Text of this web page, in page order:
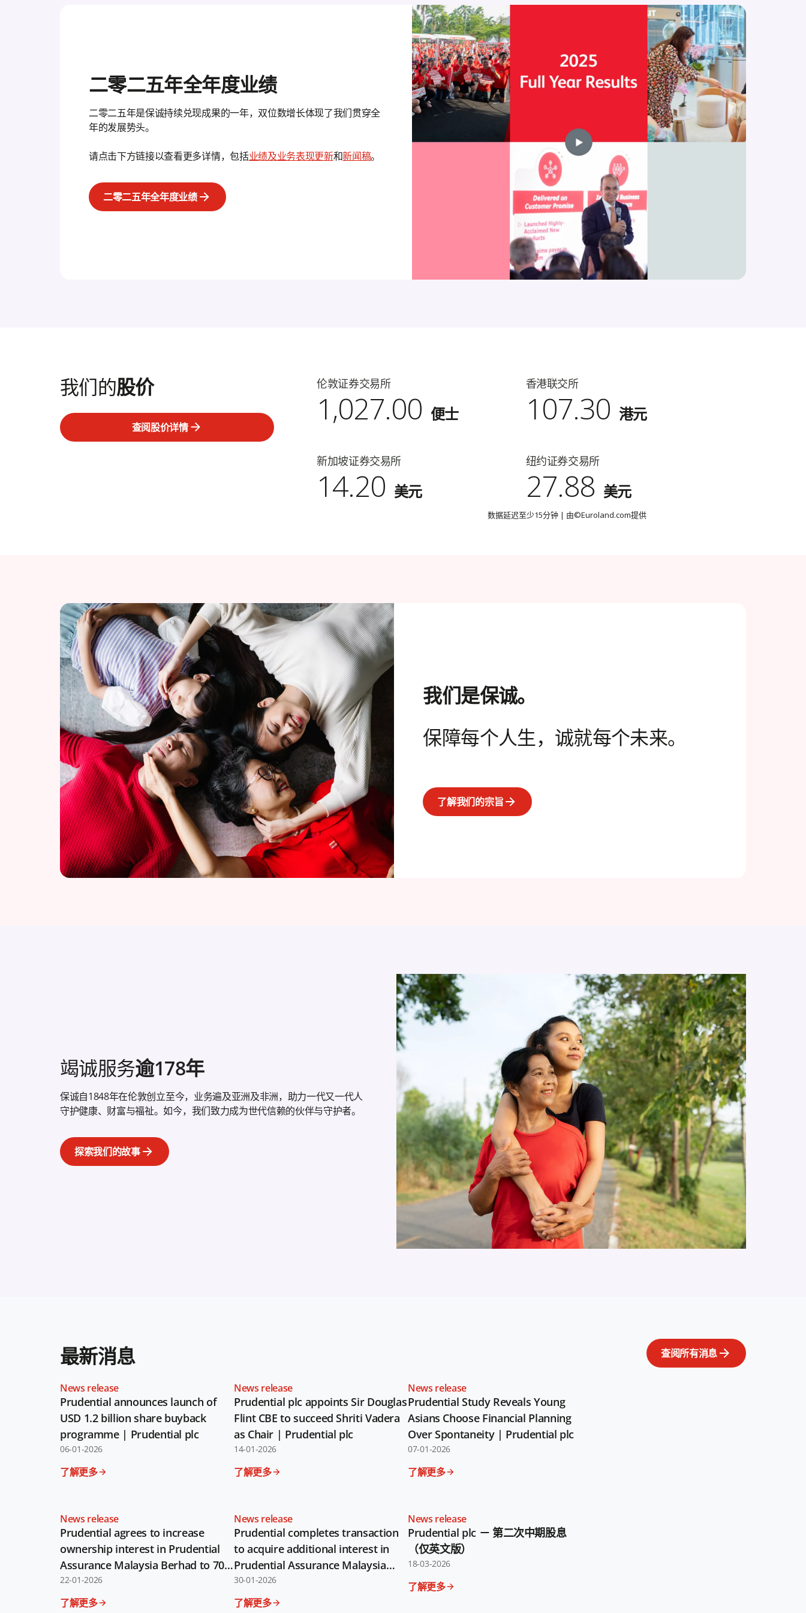
二零二五年全年度业绩
二零二五年是保诚持续兑现成果的一年，双位数增长体现了我们贯穿全
年的发展势头。
请点击下方链接以查看更多详情，包括业绩及业务表现更新和新闻稿。
二零二五年全年度业绩
我们的股价
查阅股价详情
我们是保诚。
保障每个人生，诚就每个未来。
了解我们的宗旨
竭诚服务逾178年
保诚自1848年在伦敦创立至今，业务遍及亚洲及非洲，助力一代又一代人
守护健康、财富与福祉。如今，我们致力成为世代信赖的伙伴与守护者。
探索我们的故事
最新消息 查阅所有消息
News release
Prudential announces launch of
USD 1.2 billion share buyback
programme | Prudential plc
06-01-2026
了解更多
News release
Prudential plc appoints Sir Douglas
Flint CBE to succeed Shriti Vadera
as Chair | Prudential plc
14-01-2026
了解更多
News release
Prudential Study Reveals Young
Asians Choose Financial Planning
Over Spontaneity | Prudential plc
07-01-2026
了解更多
News release
Prudential agrees to increase
ownership interest in Prudential
Assurance Malaysia Berhad to 70%
for approximately US$ 375 million
| Prudential plc
22-01-2026
了解更多
News release
Prudential completes transaction
to acquire additional interest in
Prudential Assurance Malaysia
Berhad | Prudential plc
30-01-2026
了解更多
News release
Prudential plc － 第二次中期股息
（仅英文版）
18-03-2026
了解更多